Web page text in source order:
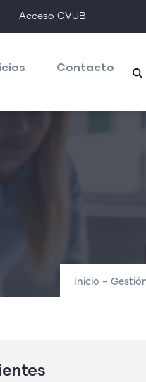
Acceso CVUB
Contacto
Inicio -